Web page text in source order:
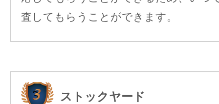
査してもらうことができます。
ストックヤード